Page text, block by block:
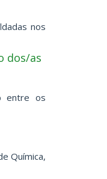
nos
dos/as
entre os
Química,